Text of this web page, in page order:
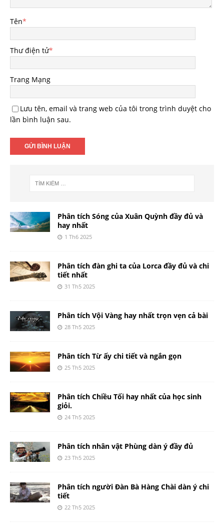
Tên*
Thư điện tử*
Trang Mạng
Lưu tên, email và trang web của tôi trong trình duyệt cho
lần bình luận sau.
Phân tích Sóng của Xuân Quỳnh đầy đủ và
hay nhất
1 Th6 2025
Phân tích đàn ghi ta của Lorca đầy đủ và chi
tiết nhất
31 Th5 2025
Phân tích Vội Vàng hay nhất trọn vẹn cả bài
28 Th5 2025
Phân tích Từ ấy chi tiết và ngắn gọn
25 Th5 2025
Phân tích Chiều Tối hay nhất của học sinh
giỏi.
24 Th5 2025
Phân tích nhân vật Phùng dàn ý đầy đủ
23 Th5 2025
Phân tích người Đàn Bà Hàng Chài dàn ý chi
tiết
22 Th5 2025